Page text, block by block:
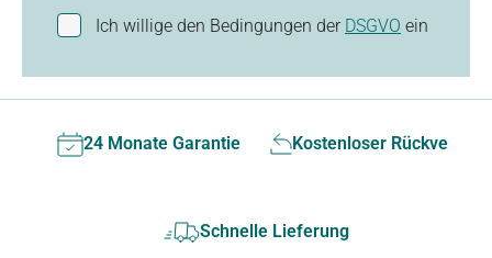
Ich willige den Bedingungen der DSGVO ein
24 Monate Garantie Kostenloser Rückversand
Schnelle Lieferung